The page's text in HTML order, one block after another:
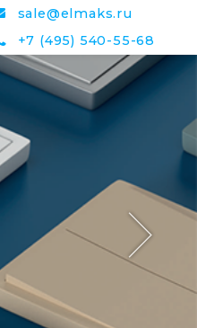
sale@elmaks.ru
+7 (495) 540-55-68